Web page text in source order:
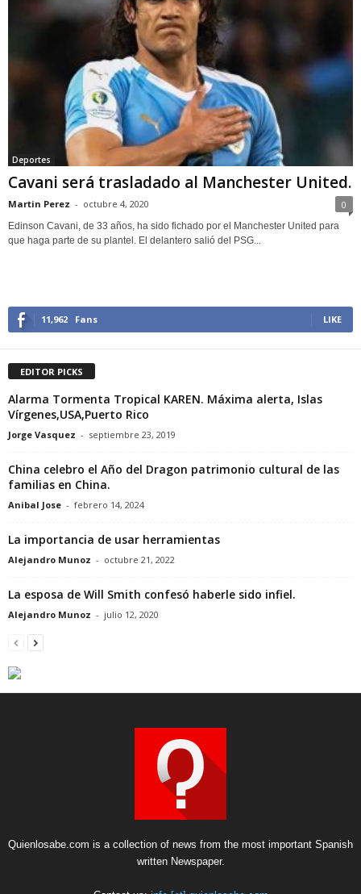
Deportes
Cavani será trasladado al Manchester United.
Martin Perez - octubre 4, 2020 0
Edinson Cavani, de 33 años, ha sido fichado por el Manchester United para
que haga parte de su plantel. El delantero salió del PSG...
11,962 Fans LIKE
EDITOR PICKS
Alarma Tormenta Tropical KAREN. Máxima alerta, Islas
Vírgenes,USA,Puerto Rico
Jorge Vasquez - septiembre 23, 2019
China celebro el Año del Dragon patrimonio cultural de las
familias en China.
Anibal Jose - febrero 14, 2024
La importancia de usar herramientas
Alejandro Munoz - octubre 21, 2022
La esposa de Will Smith confesó haberle sido infiel.
Alejandro Munoz - julio 12, 2020
Quienlosabe.com is a collection of news from the most important Spanish
written Newspaper.